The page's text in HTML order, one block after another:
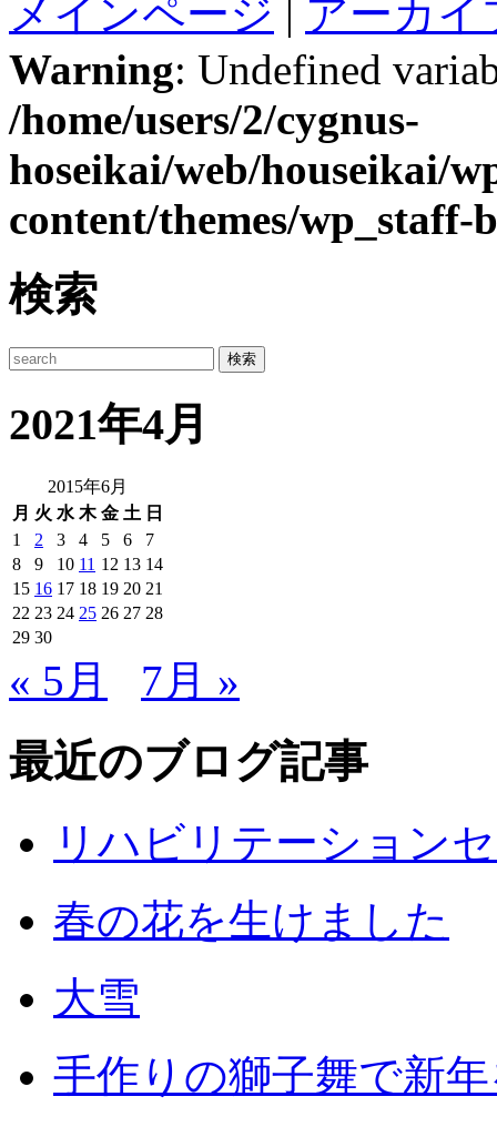
メインページ
アーカイ
Warning: Undefined
/home/users/2/cygnus-
hoseikai/web/houseikai/
content/themes/wp_staff-
検索
2021年4月
2015年6月
月 火 水 木 金 土 日
1
2 3 4 5 6
7
8
9 10 11 12 13 14
15 16 17 18 19 20 21
22 23 24 25 26 27 28
29 30
« 5月 7月 »
最近のブログ記事
リハビリテーション
春の花を生けました
大雪
手作りの獅子舞で新